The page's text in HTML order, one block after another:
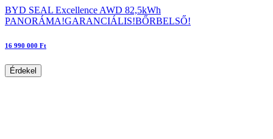
BYD SEAL Excellence AWD 82,5kWh
PANORÁMA!GARANCIÁLIS!BŐRBELSŐ!
16 990 000 Ft
Érdekel